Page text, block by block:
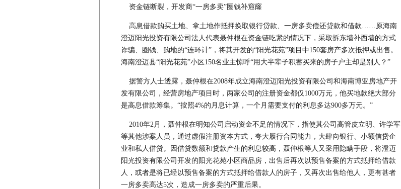
资金链断裂，开发商“一房多卖”圈钱补窟窿
高息借款购买土地、拿土地作抵押换取银行贷款、一房多卖偿还贷款和借款……原海南
澄迈阳光投资有限公司法人代表聂仲根在资金链吃紧的情况下，采取拆东墙补西墙的方式
诈骗、圈钱、购地的“连环计”，将其开发的“阳光花苑”项目中150套房产多次抵押或出售。
海南澄迈县“阳光花苑”小区150名业主惊呼“用大半辈子积蓄买来的房子户主却是别人？”
据警方人士透露，聂仲根在2008年成立海南澄迈阳光投资有限公司和海南博亚房地产开
发有限公司，经营房地产项目时，两家公司的注册资金都仅1000万元，他买地款绝大部分
是高息借款筹集。“按照4%的月息计算，一个月需要支付的利息多达900多万元。”
2010年2月，聂仲根在明知公司启动资金不足的情况下，指使其公司高管皮立明、许学军
等其他涉案人员，通过虚假注册资本方式，夸大履行合同能力，大肆向银行、小额信贷企
业和私人借贷。因借贷数额和贷款产生的利息较高，聂仲根等人又采用隐瞒手段，将澄迈
阳光投资有限公司开发的阳光花苑小区商品房，出售后再次以预售备案的方式抵押给借款
人，或者是将已经以预售备案的方式抵押给借款人的房子，又再次出售给他人，更有甚者
一房多卖高达5次，造成一房多卖的严重后果。